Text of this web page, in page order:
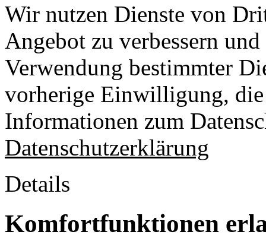
Wir nutzen Dienste von
Angebot zu verbessern
Verwendung bestimmter
vorherige Einwilligung,
Informationen zum
Datenschutzerklärung
Details
Komfortfunktionen